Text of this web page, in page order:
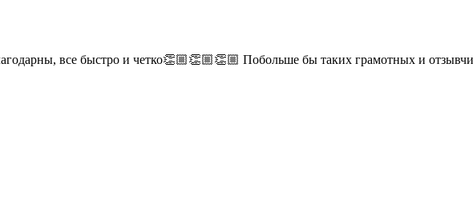
все быстро и четко👏🏼👏🏼👏🏼 Побольше бы таких грамотных и